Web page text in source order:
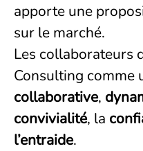
apporte une
sur le marché.
Les collaborateurs
Consulting comme
collaborative,
convivialité, la
l’entraide.